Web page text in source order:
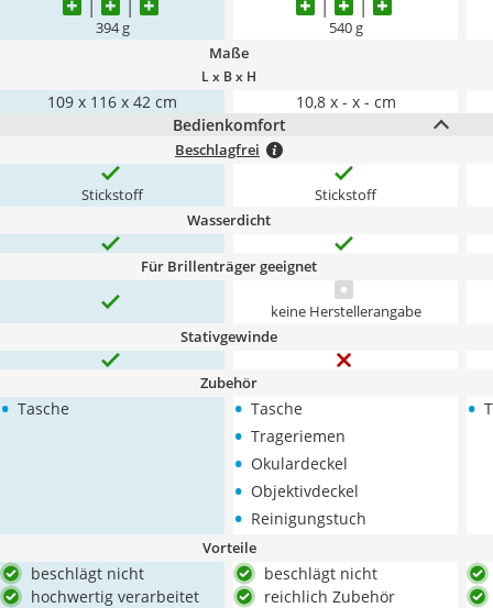
394 g 540 g
Maße
L x B x H
109 x 116 x 42 cm
10,8 x - x - cm
Bedienkomfort
Beschlagfrei
Stickstoff Stickstoff
Wasserdicht
Für Brillenträger geeignet
keine Herstellerangabe
Stativgewinde
Zubehör
• Tasche • Tasche
• Trageriemen
• Okulardeckel
• Objektivdeckel
• Reinigungstuch
•
Vorteile
beschlägt nicht
hochwertig verarbeitet
beschlägt nicht
reichlich Zubehör